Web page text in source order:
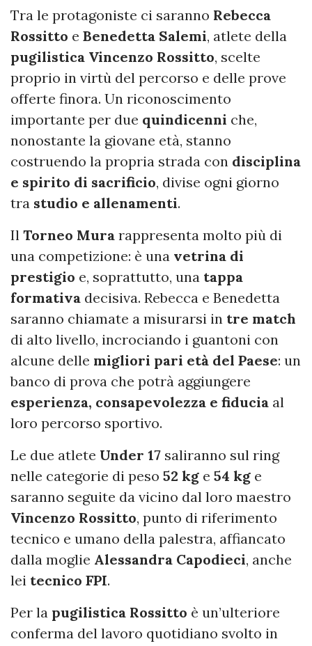
Tra le protagoniste ci saranno Rebecca
Rossitto e Benedetta Salemi, atlete della
pugilistica Vincenzo Rossitto, scelte
proprio in virtù del percorso e delle prove
offerte finora. Un riconoscimento
importante per due quindicenni che,
nonostante la giovane età, stanno
costruendo la propria strada con disciplina
e spirito di sacrificio, divise ogni giorno
tra studio e allenamenti.
Il Torneo Mura rappresenta molto più di
una competizione: è una vetrina di
prestigio e, soprattutto, una tappa
formativa decisiva. Rebecca e Benedetta
saranno chiamate a misurarsi in tre match
di alto livello, incrociando i guantoni con
alcune delle migliori pari età del Paese: un
banco di prova che potrà aggiungere
esperienza, consapevolezza e fiducia al
loro percorso sportivo.
Le due atlete Under 17 saliranno sul ring
nelle categorie di peso 52 kg e 54 kg e
saranno seguite da vicino dal loro maestro
Vincenzo Rossitto, punto di riferimento
tecnico e umano della palestra, affiancato
dalla moglie Alessandra Capodieci, anche
lei tecnico FPI.
Per la pugilistica Rossitto è un’ulteriore
conferma del lavoro quotidiano svolto in